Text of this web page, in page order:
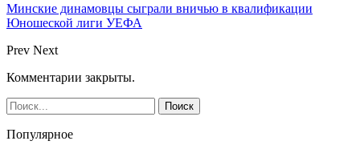
Минские динамовцы сыграли вничью в квалификации
Юношеской лиги УЕФА
Prev Next
Комментарии закрыты.
Популярное